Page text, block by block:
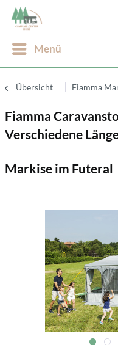
Menü
Übersicht Fiamma
Fiamma
Verschiedene
Markise im Futeral